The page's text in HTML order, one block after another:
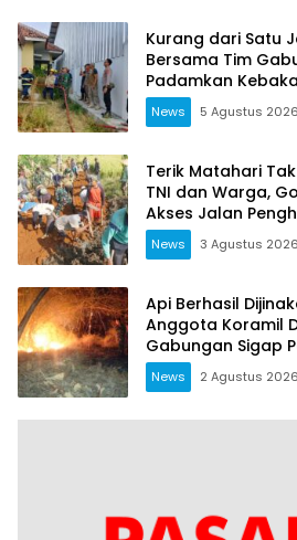
Kurang dari Satu
Bersama Tim
Padamkan
Kober di Pasiripis
News 5 Agustus 2026
Terik Matahari
TNI dan Warga,
Akses Jalan
Pasirayu
News 3 Agustus 2026
Api Berhasil
Anggota Koramil
Gabungan Sigap
Lahan di
News 2 Agustus 2026